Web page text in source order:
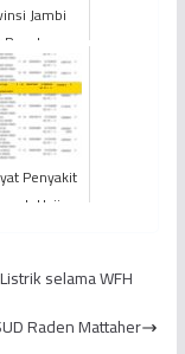
Jambi
Jemaah
Penyakit
Haji
W... selama WFH
Raden Mattaher